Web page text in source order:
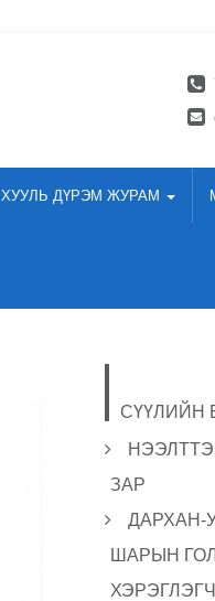
ХУУЛЬ ДҮРЭМ ЖУРАМ
СҮҮЛИЙН
ЗАР
ДАРХАН-
ШАРЫН